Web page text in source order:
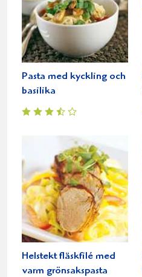
Pasta med kyckling och
basilika
Helstekt fläskfilé med
varm grönsakspasta